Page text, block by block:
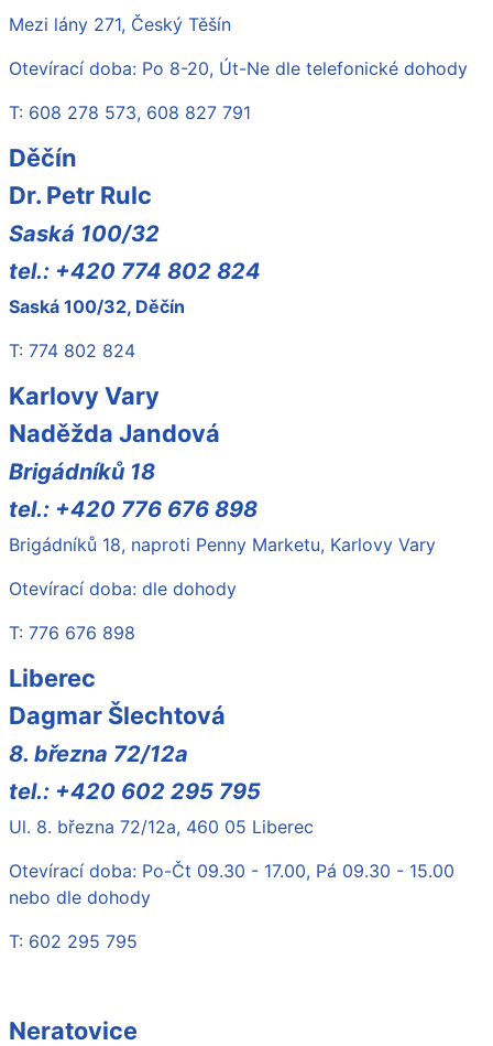
Mezi lány 271, Český Těšín
Otevírací doba: Po 8-20, Út-Ne dle telefonické dohody
T: 608 278 573, 608 827 791
Děčín
Dr. Petr Rulc
Saská 100/32
tel.: +420 774 802 824
Saská 100/32, Děčín
T: 774 802 824
Karlovy Vary
Naděžda Jandová
Brigádníků 18
tel.: +420 776 676 898
Brigádníků 18, naproti Penny Marketu, Karlovy Vary
Otevírací doba: dle dohody
T: 776 676 898
Liberec
Dagmar Šlechtová
8. března 72/12a
tel.: +420 602 295 795
Ul. 8. března 72/12a, 460 05 Liberec
Otevírací doba: Po-Čt 09.30 - 17.00, Pá 09.30 - 15.00
nebo dle dohody
T: 602 295 795
Neratovice